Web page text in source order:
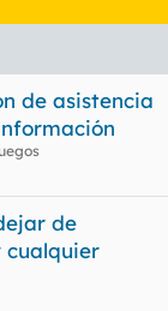
de asistencia
de
cualquier